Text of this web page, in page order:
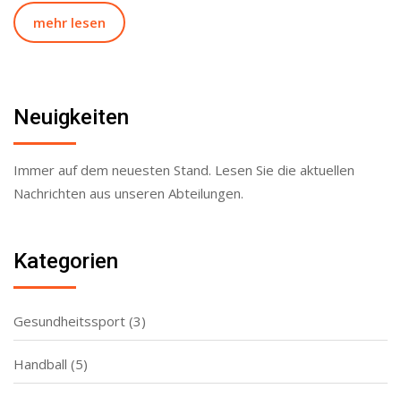
mehr lesen
Neuigkeiten
Immer auf dem neuesten Stand. Lesen Sie die aktuellen
Nachrichten aus unseren Abteilungen.
Kategorien
Gesundheitssport (3)
Handball (5)